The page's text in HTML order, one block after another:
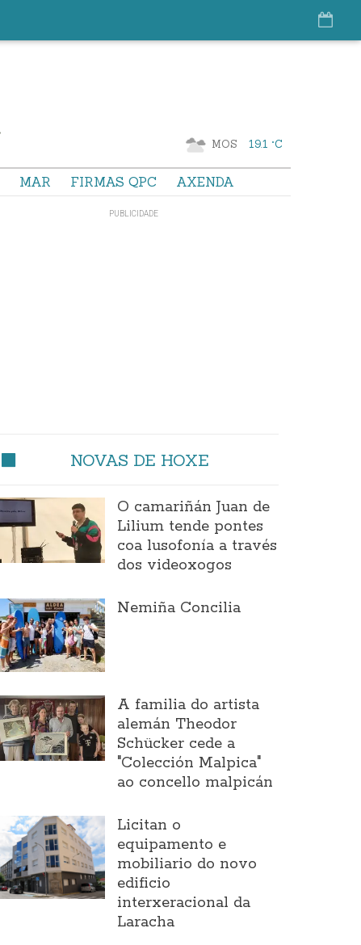
MOS 19.1 °C
MAR FIRMAS QPC AXENDA
NOVAS DE HOXE
O camariñán Juan de
Lilium tende pontes
coa lusofonía a través
dos videoxogos
Nemiña Concilia
A familia do artista
alemán Theodor
Schücker cede a
"Colección Malpica"
ao concello malpicán
Licitan o
equipamento e
mobiliario do novo
edificio
interxeracional da
Laracha